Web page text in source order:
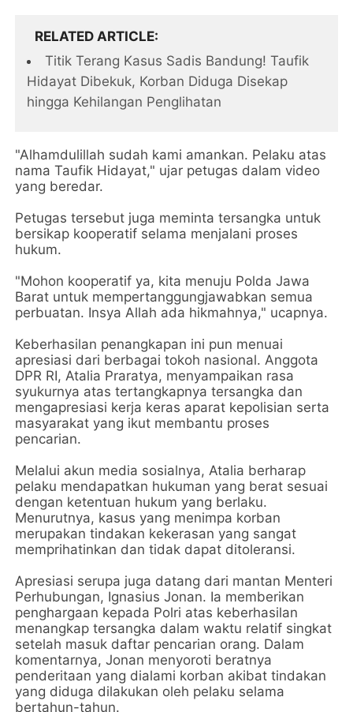
RELATED ARTICLE
Titik Terang Kasus Sadis Bandung! Taufik
Hidayat Dibekuk, Korban Diduga Disekap
hingga Kehilangan Penglihatan
"Alhamdulillah sudah kami amankan. Pelaku atas
nama Taufik Hidayat," ujar petugas dalam video
yang beredar.
Petugas tersebut juga meminta tersangka untuk
bersikap kooperatif selama menjalani proses
hukum.
"Mohon kooperatif ya, kita menuju Polda Jawa
Barat untuk mempertanggungjawabkan semua
perbuatan. Insya Allah ada hikmahnya," ucapnya.
Keberhasilan penangkapan ini pun menuai
apresiasi dari berbagai tokoh nasional. Anggota
DPR RI, Atalia Praratya, menyampaikan rasa
syukurnya atas tertangkapnya tersangka dan
mengapresiasi kerja keras aparat kepolisian serta
masyarakat yang ikut membantu proses
pencarian.
Melalui akun media sosialnya, Atalia berharap
pelaku mendapatkan hukuman yang berat sesuai
dengan ketentuan hukum yang berlaku.
Menurutnya, kasus yang menimpa korban
merupakan tindakan kekerasan yang sangat
memprihatinkan dan tidak dapat ditoleransi.
Apresiasi serupa juga datang dari mantan Menteri
Perhubungan, Ignasius Jonan. Ia memberikan
penghargaan kepada Polri atas keberhasilan
menangkap tersangka dalam waktu relatif singkat
setelah masuk daftar pencarian orang. Dalam
komentarnya, Jonan menyoroti beratnya
penderitaan yang dialami korban akibat tindakan
yang diduga dilakukan oleh pelaku selama
bertahun-tahun.